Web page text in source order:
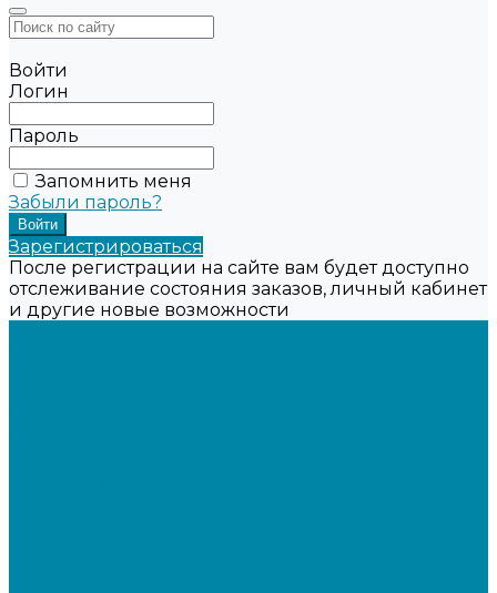
Войти
Логин
Пароль
Запомнить меня
Забыли пароль?
Зарегистрироваться
После регистрации на сайте вам будет доступно
отслеживание состояния заказов, личный кабинет
и другие новые возможности